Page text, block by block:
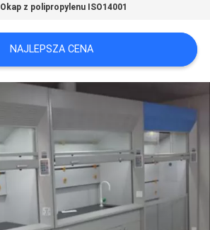
Okap z polipropylenu ISO14001
NAJLEPSZA CENA